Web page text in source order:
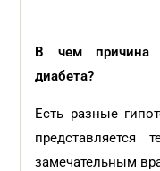
В чем причина
диабета?
Есть разные
представляется
замечательным